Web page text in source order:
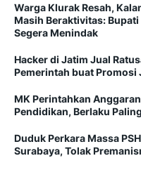
Warga Klurak Resah,
Masih Beraktivitas:
Segera Menindak
Hacker di Jatim Jual
Pemerintah buat Promosi
MK Perintahkan
Pendidikan, Berlaku
Duduk Perkara Massa
Surabaya, Tolak